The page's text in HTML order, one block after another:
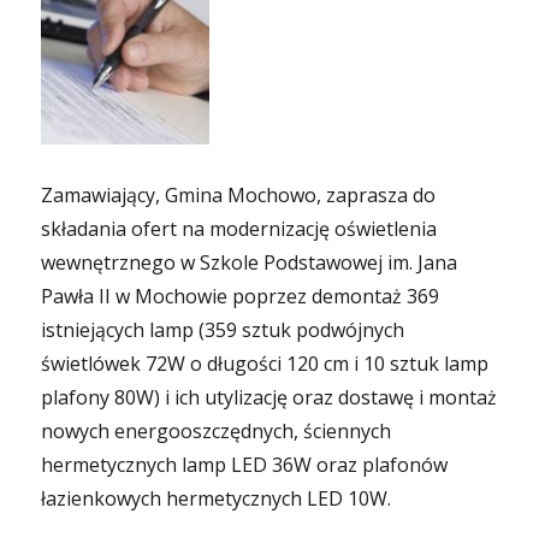
Zamawiający, Gmina Mochowo, zaprasza do
składania ofert na modernizację oświetlenia
wewnętrznego w Szkole Podstawowej im. Jana
Pawła II w Mochowie poprzez demontaż 369
istniejących lamp (359 sztuk podwójnych
świetlówek 72W o długości 120 cm i 10 sztuk lamp
plafony 80W) i ich utylizację oraz dostawę i montaż
nowych energooszczędnych, ściennych
hermetycznych lamp LED 36W oraz plafonów
łazienkowych hermetycznych LED 10W.